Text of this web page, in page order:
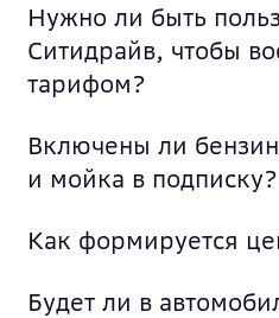
Нужно ли быть
Ситидрайв, чтобы
тарифом?
Включены ли
и мойка в подписку?
Как формируется
Будет ли в